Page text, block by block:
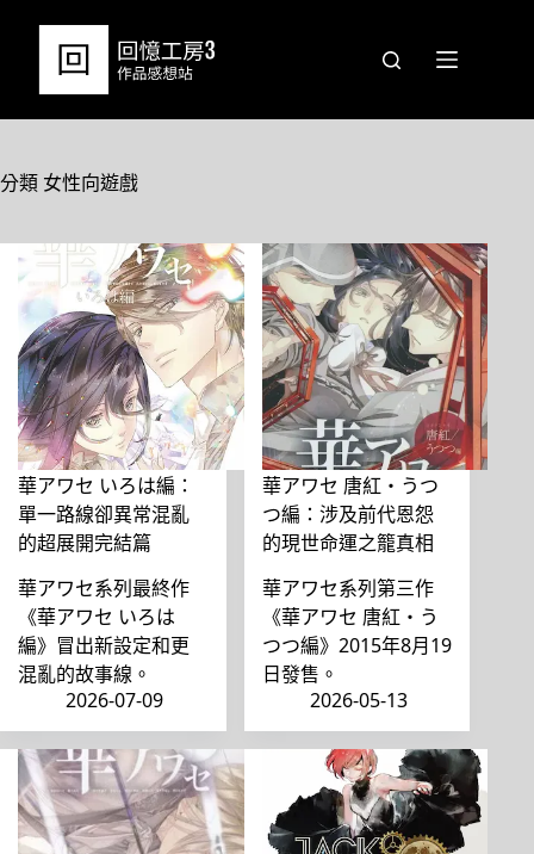
分類 女性向遊戲
華アワセ いろは編：
單一路線卻異常混亂
的超展開完結篇
華アワセ系列最終作
《華アワセ いろは
編》冒出新設定和更
混亂的故事線。
2026-07-09
華アワセ 唐紅・うつ
つ編：涉及前代恩怨
的現世命運之籠真相
華アワセ系列第三作
《華アワセ 唐紅・う
つつ編》2015年8月19
日發售。
2026-05-13